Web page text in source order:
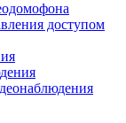
доступом